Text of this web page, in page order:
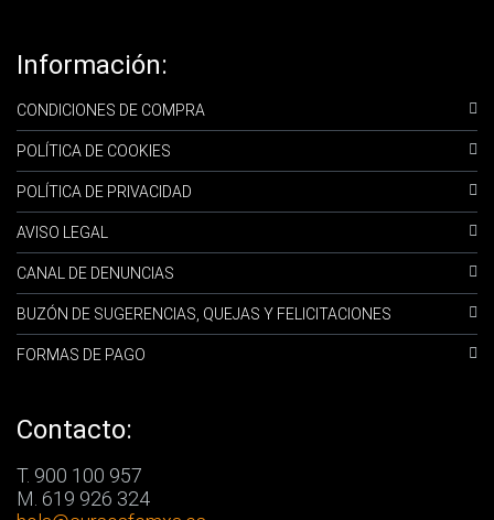
Información:
CONDICIONES DE COMPRA
POLÍTICA DE COOKIES
POLÍTICA DE PRIVACIDAD
AVISO LEGAL
CANAL DE DENUNCIAS
BUZÓN DE SUGERENCIAS, QUEJAS Y FELICITACIONES
FORMAS DE PAGO
Contacto:
T. 900 100 957
M. 619 926 324